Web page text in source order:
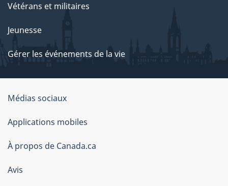
Vétérans et militaires
Jeunesse
Gérer les événements de la vie
Organisation
du
gouvernement
du
Canada
Médias sociaux
Applications mobiles
À propos de Canada.ca
Avis